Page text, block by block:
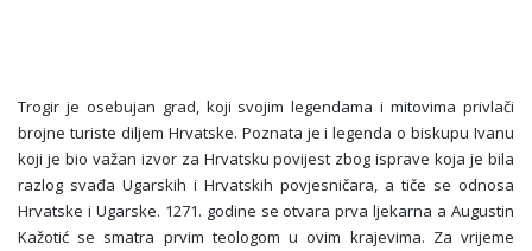
Trogir je osebujan grad, koji svojim legendama i mitovima privlači
brojne turiste diljem Hrvatske. Poznata je i legenda o biskupu Ivanu
koji je bio važan izvor za Hrvatsku povijest zbog isprave koja je bila
razlog svađa Ugarskih i Hrvatskih povjesničara, a tiče se odnosa
Hrvatske i Ugarske. 1271. godine se otvara prva ljekarna a Augustin
Kažotić se smatra prvim teologom u ovim krajevima. Za vrijeme